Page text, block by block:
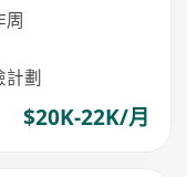
周
計劃
$20K-22K/月